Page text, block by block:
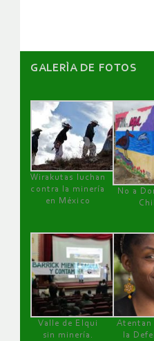
GALERÌA DE FOTOS
Wirakutas luchan
contra la minería
en México
No a
Valle de Elqui
sin minería.
Atentan
la